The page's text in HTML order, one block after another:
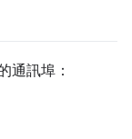
通訊埠：